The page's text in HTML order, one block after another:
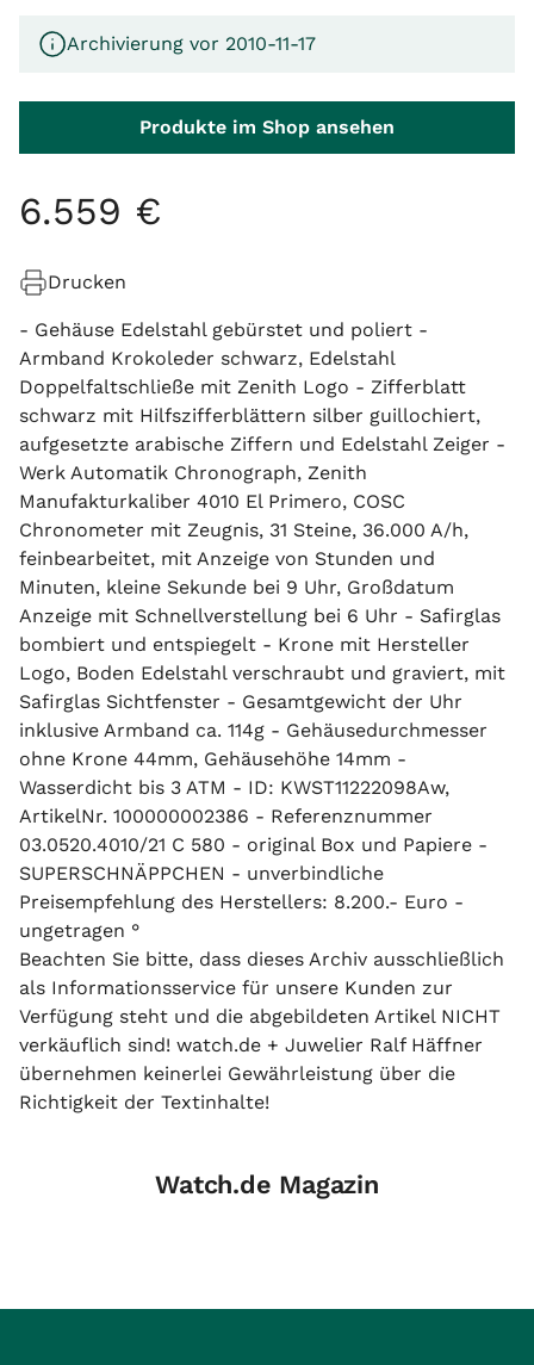
Archivierung vor 2010-11-17
Produkte im Shop ansehen
6.559 €
Drucken
- Gehäuse Edelstahl gebürstet und poliert -
Armband Krokoleder schwarz, Edelstahl
Doppelfaltschließe mit Zenith Logo - Zifferblatt
schwarz mit Hilfszifferblättern silber guillochiert,
aufgesetzte arabische Ziffern und Edelstahl Zeiger -
Werk Automatik Chronograph, Zenith
Manufakturkaliber 4010 El Primero, COSC
Chronometer mit Zeugnis, 31 Steine, 36.000 A/h,
feinbearbeitet, mit Anzeige von Stunden und
Minuten, kleine Sekunde bei 9 Uhr, Großdatum
Anzeige mit Schnellverstellung bei 6 Uhr - Safirglas
bombiert und entspiegelt - Krone mit Hersteller
Logo, Boden Edelstahl verschraubt und graviert, mit
Safirglas Sichtfenster - Gesamtgewicht der Uhr
inklusive Armband ca. 114g - Gehäusedurchmesser
ohne Krone 44mm, Gehäusehöhe 14mm -
Wasserdicht bis 3 ATM - ID: KWST11222098Aw,
ArtikelNr. 100000002386 - Referenznummer
03.0520.4010/21 C 580 - original Box und Papiere -
SUPERSCHNÄPPCHEN - unverbindliche
Preisempfehlung des Herstellers: 8.200.- Euro -
ungetragen °
Beachten Sie bitte, dass dieses Archiv ausschließlich
als Informationsservice für unsere Kunden zur
Verfügung steht und die abgebildeten Artikel NICHT
verkäuflich sind! watch.de + Juwelier Ralf Häffner
übernehmen keinerlei Gewährleistung über die
Richtigkeit der Textinhalte!
Watch.de Magazin